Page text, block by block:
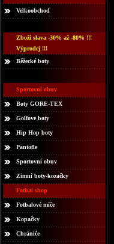
Velkoobchod
Zboží slava -30% až -80% !!!
Výprodej !!!
Běžecké boty
Sportovní obuv
Boty GORE-TEX
Golfove boty
Hip Hop boty
Pantofle
Sportovní obuv
Zimní boty-kozačky
Fotbal shop
Fotbalové míče
Kopačky
Chrániče